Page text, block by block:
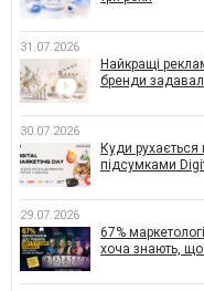
31.07.2026
Найкращі
бренди
30.07.2026
Куди рухається
підсумками
29.07.2026
67%
хоча знають,